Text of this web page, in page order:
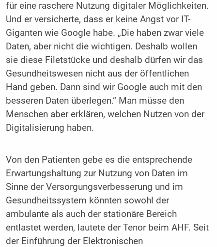
für eine raschere Nutzung digitaler Möglichkeiten.
Und er versicherte, dass er keine Angst vor IT-
Giganten wie Google habe. „Die haben zwar viele
Daten, aber nicht die wichtigen. Deshalb wollen
sie diese Filetstücke und deshalb dürfen wir das
Gesundheitswesen nicht aus der öffentlichen
Hand geben. Dann sind wir Google auch mit den
besseren Daten überlegen.“ Man müsse den
Menschen aber erklären, welchen Nutzen von der
Digitalisierung haben.
Von den Patienten gebe es die entsprechende
Erwartungshaltung zur Nutzung von Daten im
Sinne der Versorgungsverbesserung und im
Gesundheitssystem könnten sowohl der
ambulante als auch der stationäre Bereich
entlastet werden, lautete der Tenor beim AHF. Seit
der Einführung der Elektronischen